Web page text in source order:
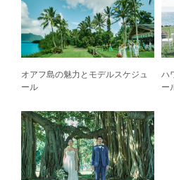
オアフ島の魅力とモデルスケジュ
ール
ハ
ー